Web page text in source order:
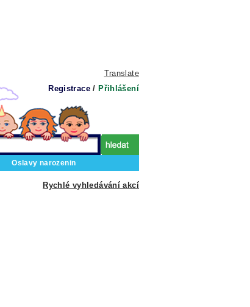
Translate
Registrace / Přihlášení
Oslavy narozenin
Rychlé vyhledávání akcí